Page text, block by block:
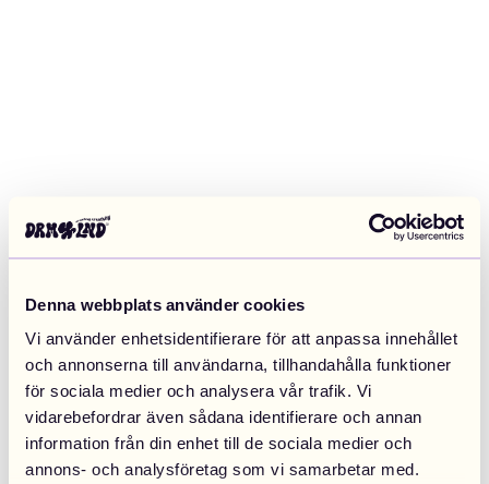
Denna webbplats använder cookies
Vi använder enhetsidentifierare för att anpassa innehållet
och annonserna till användarna, tillhandahålla funktioner
för sociala medier och analysera vår trafik. Vi
vidarebefordrar även sådana identifierare och annan
information från din enhet till de sociala medier och
annons- och analysföretag som vi samarbetar med.
Application error: a client-side exception has occurred (see the